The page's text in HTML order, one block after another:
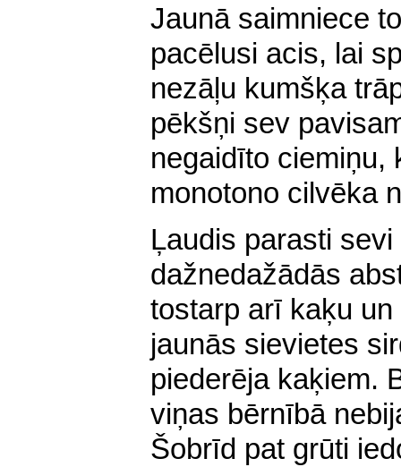
Jaunā saimniece
pacēlusi acis, lai
nezāļu kumšķa
pēkšņi sev
negaidīto ciemiņu,
monotono cilvēka
Ļaudis parasti
dažnedažādās
tostarp arī kaķu
jaunās sievietes
piederēja kaķiem.
viņas bērnībā
Šobrīd pat grūti